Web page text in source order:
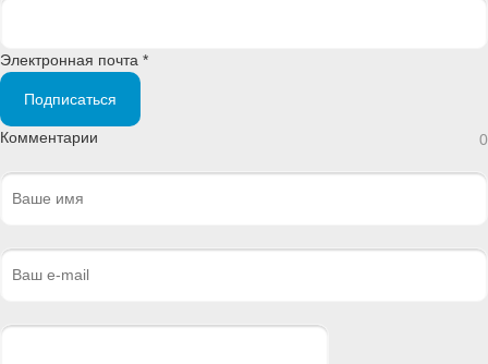
Электронная почта *
Подписаться
Комментарии 0